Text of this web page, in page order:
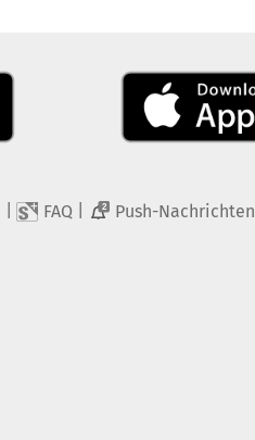
FAQ 2 Push-Nachrichten